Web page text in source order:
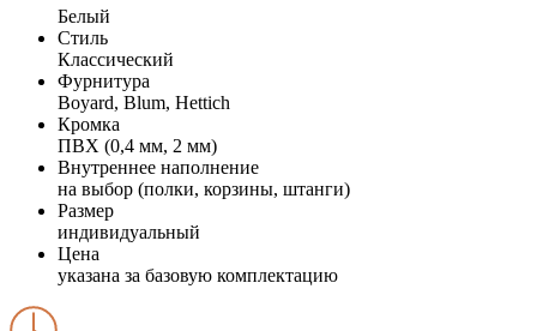
Белый
Стиль
Классический
Фурнитура
Boyard, Blum, Hettich
Кромка
ПВХ (0,4 мм, 2 мм)
Внутреннее наполнение
на выбор (полки, корзины, штанги)
Размер
индивидуальный
Цена
указана за базовую комплектацию